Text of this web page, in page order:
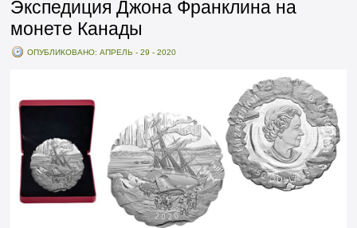
Экспедиция Джона Франклина на
монете Канады
ОПУБЛИКОВАНО: АПРЕЛЬ - 29 - 2020